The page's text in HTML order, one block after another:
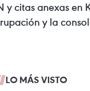
y citas anexas en
y la
LO MÁS VISTO